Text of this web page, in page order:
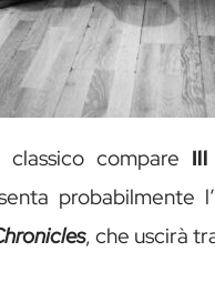
compare
probabilmente
, che uscirà